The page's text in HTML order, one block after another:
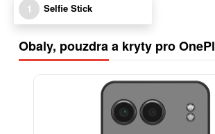
1 Selfie Stick
Obaly, pouzdra a kryty pro